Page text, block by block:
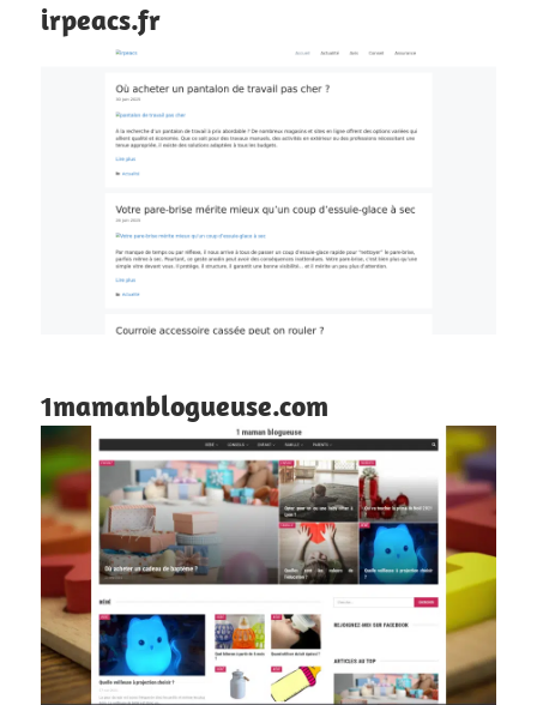
irpeacs.fr
1mamanblogueuse.com